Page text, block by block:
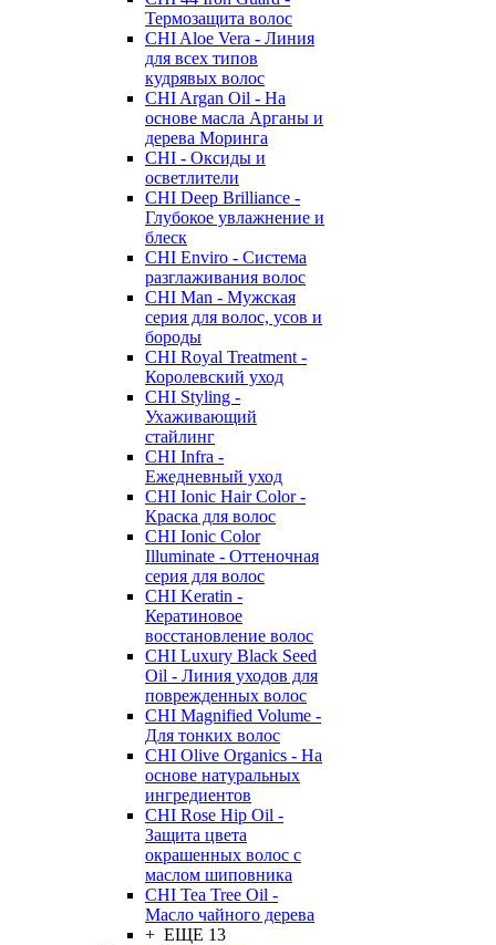
Термозащита волос
CHI Aloe Vera - Линия
для всех типов
кудрявых волос
CHI Argan Oil - На
основе масла Арганы и
дерева Моринга
CHI - Оксиды и
осветлители
CHI Deep Brilliance -
Глубокое увлажнение и
блеск
CHI Enviro - Система
разглаживания волос
CHI Man - Мужская
серия для волос, усов и
бороды
CHI Royal Treatment -
Королевский уход
CHI Styling -
Ухаживающий
стайлинг
CHI Infra -
Ежедневный уход
CHI Ionic Hair Color -
Краска для волос
CHI Ionic Color
Illuminate - Оттеночная
серия для волос
CHI Keratin -
Кератиновое
восстановление волос
CHI Luxury Black Seed
Oil - Линия уходов для
поврежденных волос
CHI Magnified Volume -
Для тонких волос
CHI Olive Organics - На
основе натуральных
ингредиентов
CHI Rose Hip Oil -
Защита цвета
окрашенных волос с
маслом шиповника
CHI Tea Tree Oil -
Масло чайного дерева
+ ЕЩЕ 13